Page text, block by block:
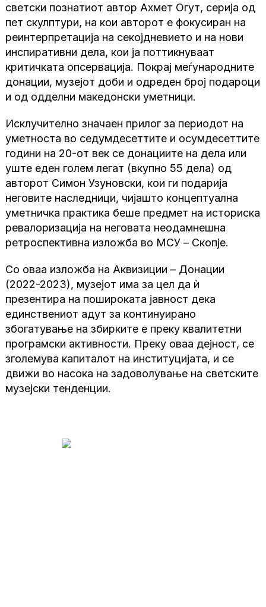
светски познатиот автор Ахмет Огут, серија од
пет скулптури, на кои авторот е фокусиран на
реинтерпретација на секојдневието и на нови
инспиративни дела, кои ја поттикнуваат
критичката опсервација. Покрај меѓународните
донации, музејот доби и одреден број подароци
и од одделни македонски уметници.
Исклучително значаен прилог за периодот на
уметноста во седумдесеттите и осумдесеттите
години на 20-от век се донациите на дела или
уште еден голем легат (вкупно 55 дела) од
авторот Симон Узуновски, кои ги подарија
неговите наследници, чијашто концептуална
уметничка практика беше предмет на историска
ревалоризација на неговата неодамнешна
ретроспективна изложба во МСУ – Скопје.
Со оваа изложба на Аквизиции – Донации
(2022-2023), музејот има за цел да ѝ
презентира на пошироката јавност дека
единствениот адут за континуирано
збогатување на збирките е преку квалитетни
програмски активности. Преку оваа дејност, се
зголемува капиталот на институцијата, и се
движи во насока на задоволување на светските
музејски тенденции.